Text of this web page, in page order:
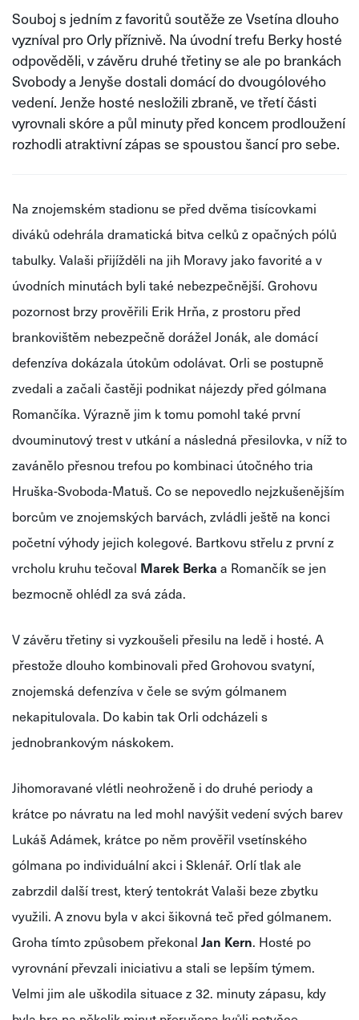
Souboj s jedním z favoritů soutěže ze Vsetína dlouho
vyzníval pro Orly příznivě. Na úvodní trefu Berky hosté
odpověděli, v závěru druhé třetiny se ale po brankách
Svobody a Jenyše dostali domácí do dvougólového
vedení. Jenže hosté nesložili zbraně, ve třetí části
vyrovnali skóre a půl minuty před koncem prodloužení
rozhodli atraktivní zápas se spoustou šancí pro sebe.
Na znojemském stadionu se před dvěma tisícovkami
diváků odehrála dramatická bitva celků z opačných pólů
tabulky. Valaši přijížděli na jih Moravy jako favorité a v
úvodních minutách byli také nebezpečnější. Grohovu
pozornost brzy prověřili Erik Hrňa, z prostoru před
brankovištěm nebezpečně dorážel Jonák, ale domácí
defenzíva dokázala útokům odolávat. Orli se postupně
zvedali a začali častěji podnikat nájezdy před gólmana
Romančíka. Výrazně jim k tomu pomohl také první
dvouminutový trest v utkání a následná přesilovka, v níž to
zavánělo přesnou trefou po kombinaci útočného tria
Hruška-Svoboda-Matuš. Co se nepovedlo nejzkušenějším
borcům ve znojemských barvách, zvládli ještě na konci
početní výhody jejich kolegové. Bartkovu střelu z první z
vrcholu kruhu tečoval Marek Berka a Romančík se jen
bezmocně ohlédl za svá záda.
V závěru třetiny si vyzkoušeli přesilu na ledě i hosté. A
přestože dlouho kombinovali před Grohovou svatyní,
znojemská defenzíva v čele se svým gólmanem
nekapitulovala. Do kabin tak Orli odcházeli s
jednobrankovým náskokem.
Jihomoravané vlétli neohroženě i do druhé periody a
krátce po návratu na led mohl navýšit vedení svých barev
Lukáš Adámek, krátce po něm prověřil vsetínského
gólmana po individuální akci i Sklenář. Orlí tlak ale
zabrzdil další trest, který tentokrát Valaši beze zbytku
využili. A znovu byla v akci šikovná teč před gólmanem.
Groha tímto způsobem překonal Jan Kern. Hosté po
vyrovnání převzali iniciativu a stali se lepším týmem.
Velmi jim ale uškodila situace z 32. minuty zápasu, kdy